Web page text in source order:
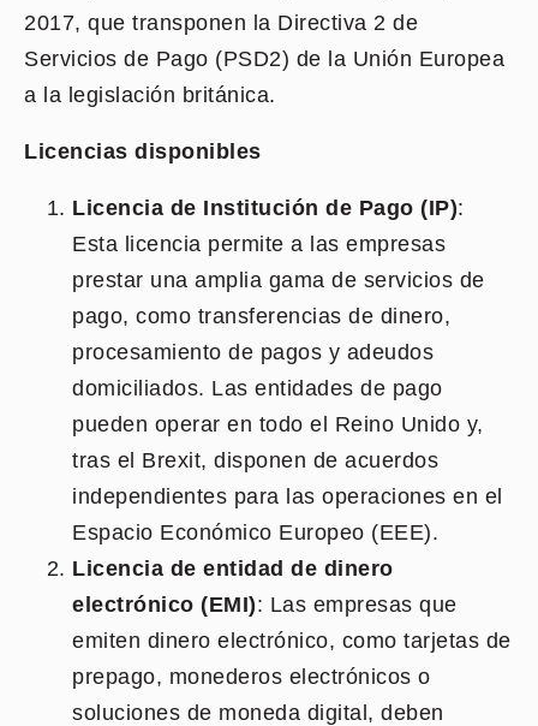
2017, que transponen la Directiva 2 de
Servicios de Pago (PSD2) de la Unión Europea
a la legislación británica.
Licencias disponibles
Licencia de Institución de Pago (IP):
Esta licencia permite a las empresas
prestar una amplia gama de servicios de
pago, como transferencias de dinero,
procesamiento de pagos y adeudos
domiciliados. Las entidades de pago
pueden operar en todo el Reino Unido y,
tras el Brexit, disponen de acuerdos
independientes para las operaciones en el
Espacio Económico Europeo (EEE).
Licencia de entidad de dinero
electrónico (EMI): Las empresas que
emiten dinero electrónico, como tarjetas de
prepago, monederos electrónicos o
soluciones de moneda digital, deben